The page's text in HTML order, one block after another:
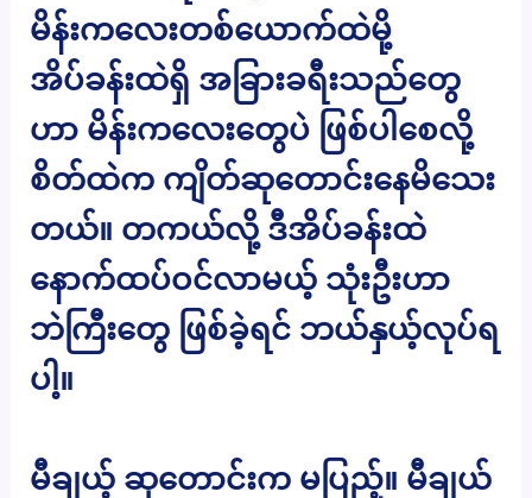
မိန်းကလေးတစ်ယောက်ထဲမို့
အိပ်ခန်းထဲရှိ အခြားခရီးသည်တွေ
ဟာ မိန်းကလေးတွေပဲ ဖြစ်ပါစေလို့
စိတ်ထဲက ကျိတ်ဆုတောင်းနေမိသေး
တယ်။ တကယ်လို့ ဒီအိပ်ခန်းထဲ
နောက်ထပ်ဝင်လာမယ့် သုံးဦးဟာ
ဘဲကြီးတွေ ဖြစ်ခဲ့ရင် ဘယ်နှယ့်လုပ်ရ
ပါ့။
မီချယ့် ဆုတောင်းက မပြည့်။ မီချယ်